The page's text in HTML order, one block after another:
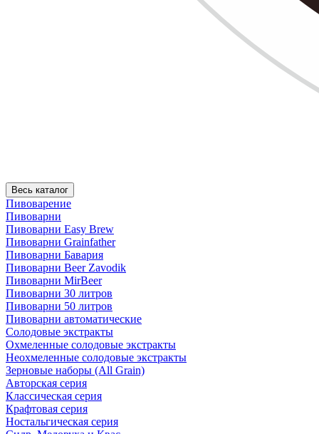
Весь каталог
Пивоварение
Пивоварни
Пивоварни Easy Brew
Пивоварни Grainfather
Пивоварни Бавария
Пивоварни Beer Zavodik
Пивоварни MirBeer
Пивоварни 30 литров
Пивоварни 50 литров
Пивоварни автоматические
Солодовые экстракты
Охмеленные солодовые экстракты
Неохмеленные солодовые экстракты
Зерновые наборы (All Grain)
Авторская серия
Классическая серия
Крафтовая серия
Ностальгическая серия